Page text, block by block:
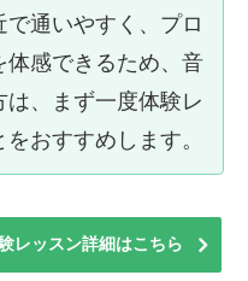
通いやすく、プロ
感できるため、音
、まず一度体験レ
おすすめします。
レッスン詳細はこちら